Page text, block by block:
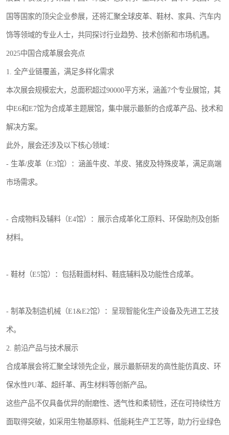
国等国家的顶尖企业参展，还将汇聚全球皮革、鞋材、家具、汽车内
饰等领域的专业人士，共同探讨行业趋势、技术创新和市场机遇。
2025中国合成革展会亮点
1. 全产业链覆盖，满足多样化需求
本次展会规模宏大，总面积超过90000平方米，涵盖7个专业展馆，其
中E6和E7馆为合成革主题展馆，集中展示最新的合成革产品、技术和
解决方案。
此外，展会还涉及以下核心领域：
- 生革/皮革（E3馆）：涵盖牛皮、羊皮、猪皮及特殊皮革，满足高端
市场需求。
- 合成物料及辅料（E4馆）：展示合成革化工原料、环保助剂及创新
材料。
- 鞋材（E5馆）：包括鞋面材料、鞋底辅料及功能性合成革。
- 制革及制造机械（E1&E2馆）：呈现智能化生产设备及先进工艺技
术。
2. 前沿产品与技术展示
合成革展会将汇聚全球领先企业，展示最新研发的高性能仿真皮、环
保水性PU革、超纤革、再生材料等创新产品。
这些产品不仅具备优异的耐磨性、透气性和柔韧性，还在可持续性方
面取得突破，如采用生物基原料、低能耗生产工艺等，助力行业绿色